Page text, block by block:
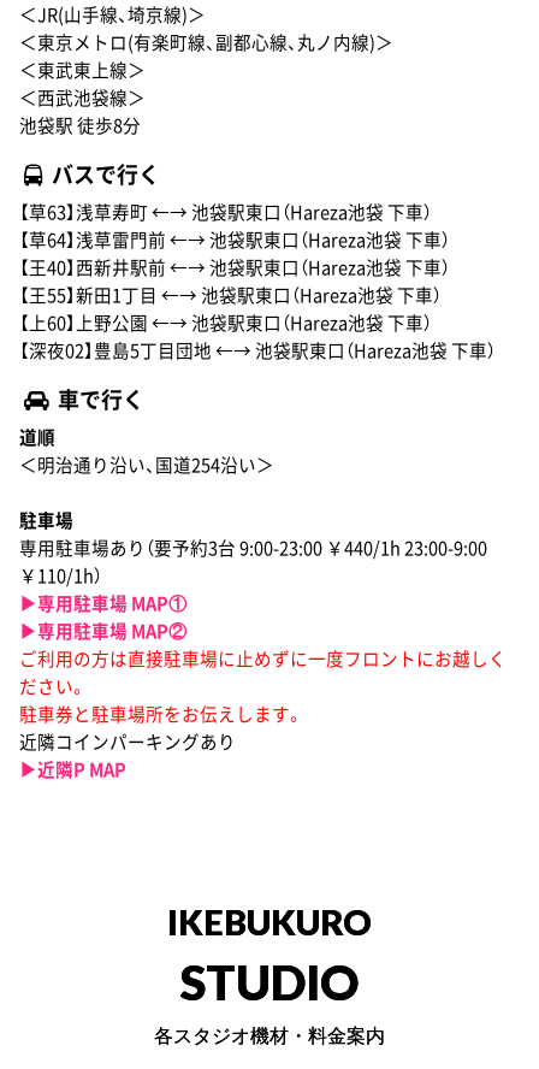
＜JR(山手線、埼京線)＞
＜東京メトロ(有楽町線、副都心線、丸ノ内線)＞
＜東武東上線＞
＜西武池袋線＞
池袋駅 徒歩8分
バスで行く
【草63】浅草寿町 ←→ 池袋駅東口（Hareza池袋 下車）
【草64】浅草雷門前 ←→ 池袋駅東口（Hareza池袋 下車）
【王40】西新井駅前 ←→ 池袋駅東口（Hareza池袋 下車）
【王55】新田1丁目 ←→ 池袋駅東口（Hareza池袋 下車）
【上60】上野公園 ←→ 池袋駅東口（Hareza池袋 下車）
【深夜02】豊島5丁目団地 ←→ 池袋駅東口（Hareza池袋 下車）
車で行く
道順
＜明治通り沿い、国道254沿い＞
駐車場
専用駐車場あり（要予約3台 9:00-23:00 ￥440/1h 23:00-9:00
￥110/1h）
▶︎専用駐車場 MAP①
▶︎専用駐車場 MAP②
ご利用の方は直接駐車場に止めずに一度フロントにお越しく
ださい。
駐車券と駐車場所をお伝えします。
近隣コインパーキングあり
▶︎近隣P MAP
IKEBUKURO
STUDIO
各スタジオ機材・料金案内